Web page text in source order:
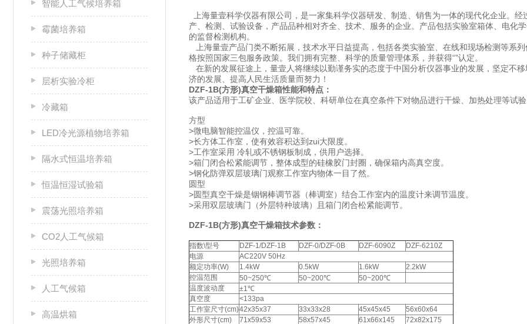
智能人工气候培养箱
霉菌培养箱
种子储藏柜
层析实验冷柜
冷藏箱
LED冷光源植物培养箱
隔水式恒温培养箱
恒温恒湿试验箱
震荡光照培养箱
CO2人工气候箱
光照培养箱
人工气候箱
高温烘箱
上海量壹科学仪器有限公司，是一家集科学仪器研发、制造、销售为一体的现代化企业。
产、检测、试验设备，产品品种相对齐全、技术、服务的企业。产品包括实验室箱体、电化
的监督检测机构。
上海量壹产品门类不断拓展，技术水平日益提高，包括各类实验室、在线和现场检测等系
格按照国家三包服务政策。我们拥有完整、科学的质量管理体系，并获得“”认定。
在新的发展征途上，量壹人将继续以勤谨务实的态度于中国分析仪器事业的发展，坚定不
济的发展、提高人民生活质量而努力！
DZF-1B(方形)真空干燥箱性能和特点：
该产品适用于工矿企业、医学院校、科研单位在真空条件下对物品进行干燥、加热处理等试
方型
>微电脑智能控温仪，控温可靠。
>长方体工作室，使有效容积达到zui大限度。
>工作室采用 冷轧或不锈钢板制成，供用户选择。
>箱门闭合松紧能调节，整体成型的硅橡胶门封圈，确保箱内高真空度。
>钢化防弹双层玻璃门观察工作室内物体一目了然。
圆型
>圆型真空干燥是铟钢棒调节器（棒调室）结合工作室内的温度计来调节温度。
>采用双层玻璃门（外层特种玻璃）且箱门闭合松紧能调节。
DZF-1B(方形)真空干燥箱技术参数：
指数\型号 DZF-1/DZF-1B DZF-0/DZF-0B DZF-6090Z
DZF-6210Z
电源
AC220V 50Hz
额定功率(W)
1.4kW 0.5kW 1.6kW
2.2kW
控温范围
50~250℃ 50~200℃
50~200℃
温度波动度
±1℃
真空度
<133pa
工作室尺寸(cm)42x35x37 33x33x28 45x45x45
56x60x64
外形尺寸(cm)
71x59x53 58x57x45 61x66x145
72x82x175